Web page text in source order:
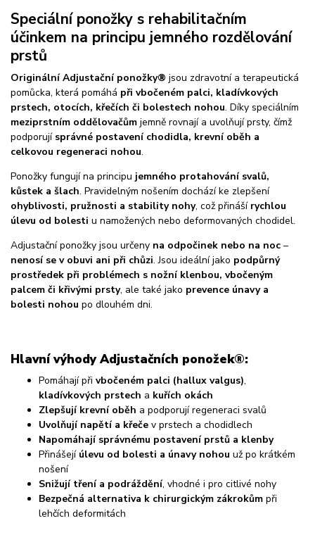
Speciální ponožky s rehabilitačním
účinkem na principu jemného rozdělování
prstů
Originální Adjustační ponožky® jsou zdravotní a terapeutická
pomůcka, která pomáhá při vbočeném palci, kladívkových
prstech, otocích, křečích či bolestech nohou. Díky speciálním
meziprstním oddělovačům jemně rovnají a uvolňují prsty, čímž
podporují správné postavení chodidla, krevní oběh a
celkovou regeneraci nohou.
Ponožky fungují na principu jemného protahování svalů,
kůstek a šlach. Pravidelným nošením dochází ke zlepšení
ohyblivosti, pružnosti a stability nohy, což přináší rychlou
úlevu od bolesti u namožených nebo deformovaných chodidel.
Adjustační ponožky jsou určeny na odpočinek nebo na noc –
nenosí se v obuvi ani při chůzi. Jsou ideální jako podpůrný
prostředek při problémech s nožní klenbou, vbočeným
palcem či křivými prsty, ale také jako prevence únavy a
bolesti nohou po dlouhém dni.
Hlavní výhody Adjustačních ponožek®:
Pomáhají při vbočeném palci (hallux valgus),
kladívkových prstech a kuřích okách
Zlepšují krevní oběh a podporují regeneraci svalů
Uvolňují napětí a křeče v prstech a chodidlech
Napomáhají správnému postavení prstů a klenby
Přinášejí úlevu od bolesti a únavy nohou už po krátkém
nošení
Snižují tření a podráždění, vhodné i pro citlivé nohy
Bezpečná alternativa k chirurgickým zákrokům při
lehčích deformitách